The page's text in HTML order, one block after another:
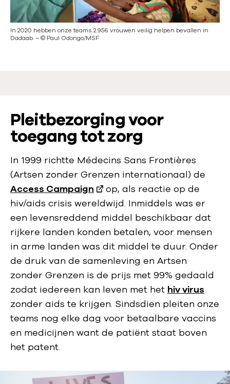
i
d
e
s
l
In 2020 hebben onze teams 2.956 vrouwen veilig helpen bevallen in
Dadaab.–© Paul Odongo/MSF
Pleitbezorging voor
toegang tot zorg
In 1999 richtte Médecins Sans Frontières
(Artsen zonder Grenzen internationaal) de
Access Campaign
op, als reactie op de
hiv/aids crisis wereldwijd. Inmiddels was er
een levensreddend middel beschikbaar dat
rijkere landen konden betalen, voor mensen
in arme landen was dit middel te duur. Onder
de druk van de samenleving en Artsen
zonder Grenzen is de prijs met 99% gedaald
zodat iedereen kan leven met het hiv virus
zonder aids te krijgen. Sindsdien pleiten onze
teams nog elke dag voor betaalbare vaccins
en medicijnen want de patiënt staat boven
het patent.